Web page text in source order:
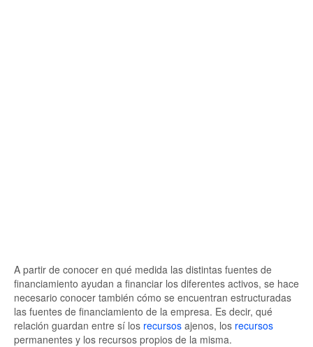
A partir de conocer en qué medida las distintas fuentes de
financiamiento ayudan a financiar los diferentes activos, se hace
necesario conocer también cómo se encuentran estructuradas
las fuentes de financiamiento de la empresa. Es decir, qué
relación guardan entre sí los recursos ajenos, los recursos
permanentes y los recursos propios de la misma.